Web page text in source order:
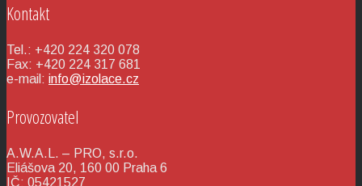
Kontakt
Tel.: +420 224 320 078
Fax: +420 224 317 681
e-mail: info@izolace.cz
Provozovatel
A.W.A.L. – PRO, s.r.o.
Eliášova 20, 160 00 Praha 6
IČ: 05421527